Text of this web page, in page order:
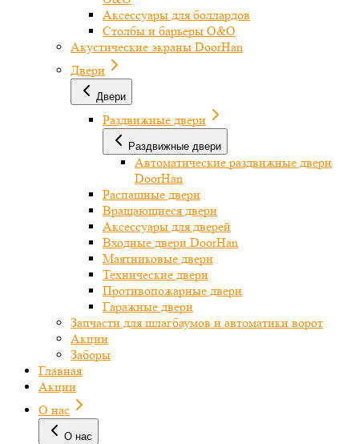
Аксессуары для боллардов
Столбы и барьеры O&O
Акустические экраны DoorHan
Двери
Двери
Раздвижные двери
Раздвижные двери
Автоматические раздвижные двери
DoorHan
Распашные двери
Вращающиеся двери
Аксессуары для дверей
Входные двери DoorHan
Маятниковые двери
Технические двери
Противопожарные двери
Гаражные двери
Запчасти для шлагбаумов и автоматики ворот
Акции
Заборы
Главная
Акции
О нас
О нас